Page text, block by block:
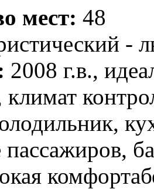
мест: 48
-
2008 г.в.,